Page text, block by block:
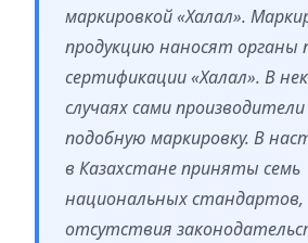
маркировкой «Халал».
продукцию наносят органы
сертификации «Халал». В
случаях сами
подобную маркировку. В
в Казахстане приняты семь
национальных стандартов,
отсутствия